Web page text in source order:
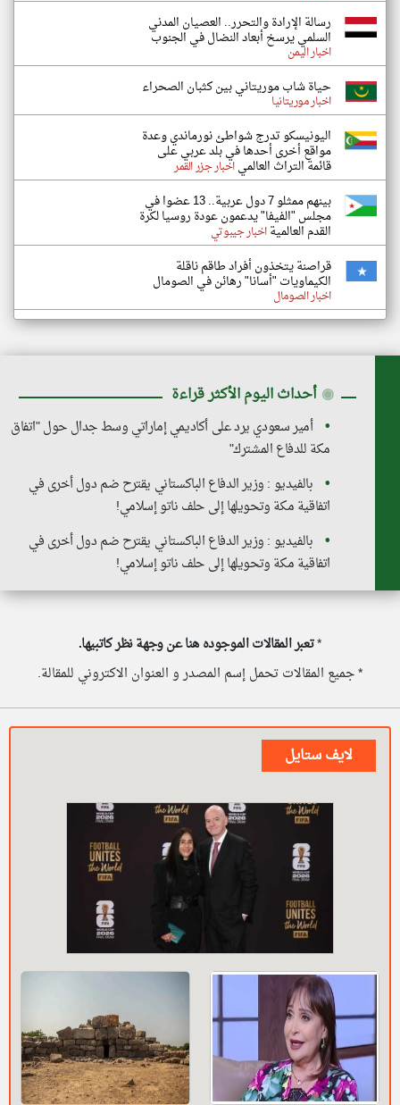
رسالة الإرادة والتحرر.. العصيان المدني
السلمي يرسخ أبعاد النضال في الجنوب
اخبار اليمن
حياة شاب موريتاني بين كثبان الصحراء
اخبار موريتانيا
اليونيسكو تدرج شواطئ نورماندي وعدة
مواقع أخرى أحدها في بلد عربي على
قائمة التراث العالمياخبار جزر القمر
بينهم ممثلو 7 دول عربية.. 13 عضوا في
مجلس "الفيفا" يدعمون عودة روسيا لكرة
القدم العالميةاخبار جيبوتي
قراصنة يتخذون أفراد طاقم ناقلة
الكيماويات "أسانا" رهائن في الصومال
اخبار الصومال
◉ أحداث اليوم الأكثر قراءة
أمير سعودي يرد على أكاديمي إماراتي وسط جدال حول "اتفاق
مكة للدفاع المشترك"
بالفيديو : وزير الدفاع الباكستاني يقترح ضم دول أخرى في
اتفاقية مكة وتحويلها إلى حلف ناتو إسلامي!
بالفيديو : وزير الدفاع الباكستاني يقترح ضم دول أخرى في
اتفاقية مكة وتحويلها إلى حلف ناتو إسلامي!
*تعبر المقالات الموجوده هنا عن وجهة نظر كاتبيها.
* جميع المقالات تحمل إسم المصدر و العنوان الاكتروني للمقالة.
لايف ستايل